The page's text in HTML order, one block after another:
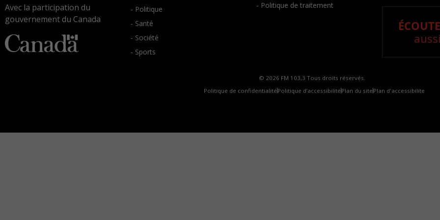
Avec la participation du
gouvernement du Canada
- Politique
- Santé
- Société
- Sports
- Politique de traitement
© 2026 FM 103,3 Tous droits réservés.
Politique de confidentialité Politique d’accessibilité Plan du site Plan d'accessibilite